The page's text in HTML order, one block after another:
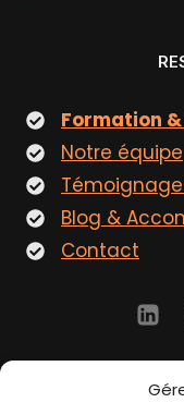
Formation
Notre équipe
Blog &
Contact